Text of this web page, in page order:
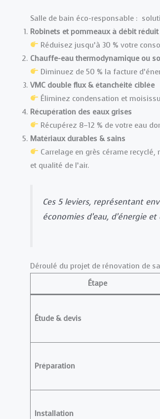
Salle de bain éco-responsable :
Robinets et pommeaux à débit
Réduisez jusqu’à 30 % votre
Chauffe-eau thermodynamique ou
Diminuez de 50 % la facture
VMC double flux & étanchéité ciblée
Éliminez condensation et
Récupération des eaux grises
Récupérez 8–12 % de votre eau
Matériaux durables & sains
Carrelage en grès cérame
et qualité de l’air.
Ces 5 leviers, représentant
économies d’eau, d’énergie
Déroulé du projet de rénovation de
Étape
Étude & devis
Préparation
Installation